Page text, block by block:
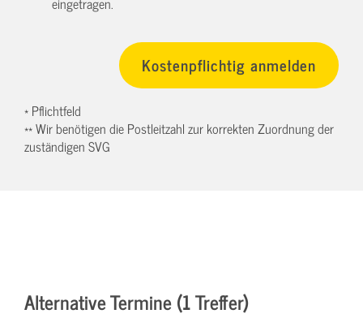
* Pflichtfeld
** Wir benötigen die Postleitzahl zur korrekten Zuordnung der
zuständigen SVG
Alternative Termine (1 Treffer)